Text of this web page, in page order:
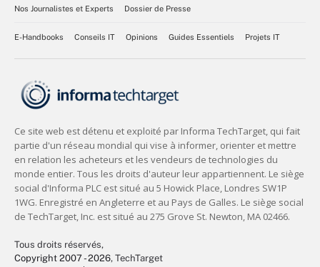
Nos Journalistes et Experts
Dossier de Presse
E-Handbooks Conseils IT Opinions Guides Essentiels Projets IT
Tous droits réservés,
Copyright 2007 - 2026, TechTarget